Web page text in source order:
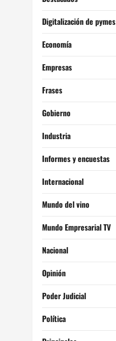
Digitalización de pymes
Economía
Empresas
Frases
Gobierno
Industria
Informes y encuestas
Internacional
Mundo del vino
Mundo Empresarial TV
Nacional
Opinión
Poder Judicial
Política